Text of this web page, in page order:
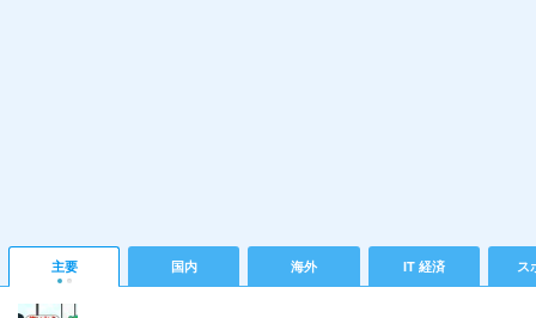
主要 国内 海外 IT 経済 ス